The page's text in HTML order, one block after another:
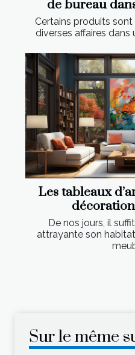
de bureau
Certains produits
diverses affaires dans
Les tableaux
De nos jours, il
attrayante son
Sur le même